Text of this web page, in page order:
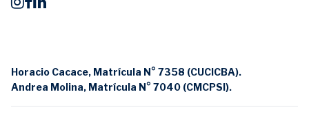
Horacio Cacace, Matrícula N° 7358 (CUCICBA).
Andrea Molina, Matrícula N° 7040 (CMCPSI).